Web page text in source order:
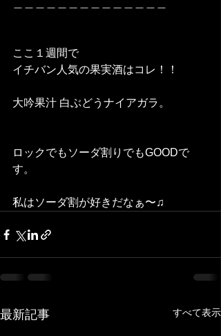
ここ１週間で
イチバン人気の果実酒はコレ！！
大吟果汁 白ぶどうナイアガラ。
ロックでもソーダ割りでもGOODで
す。
私はソーダ割が好きだなぁ〜♫
最新記事 すべて表示